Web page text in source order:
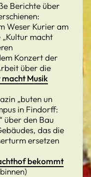
Berichte über
Weser Kurier am
„Kultur macht
Konzert der
über die
macht Musik
„buten un
in Findorff:
über den Bau
das die
ersetzen
bekommt